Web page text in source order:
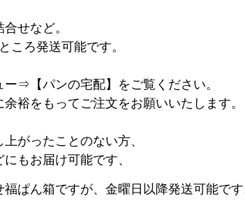
せなど。
ころ発送可能です。
⇒【パンの宅配】をご覧ください。
余裕をもってご注文をお願いいたし
がったことのない方、
もお届け可能です、
ん箱ですが、金曜日以降発送可能で